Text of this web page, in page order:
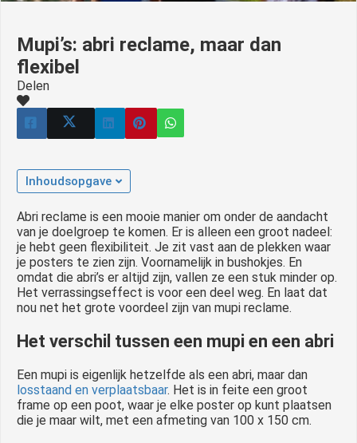
Mupi’s: abri reclame, maar dan
flexibel
Delen
Inhoudsopgave
Abri reclame is een mooie manier om onder de aandacht
van je doelgroep te komen. Er is alleen een groot nadeel:
je hebt geen flexibiliteit. Je zit vast aan de plekken waar
je posters te zien zijn. Voornamelijk in bushokjes. En
omdat die abri’s er altijd zijn, vallen ze een stuk minder op.
Het verrassingseffect is voor een deel weg. En laat dat
nou net het grote voordeel zijn van mupi reclame.
Het verschil tussen een mupi en een abri
Een mupi is eigenlijk hetzelfde als een abri, maar dan
losstaand en verplaatsbaar. Het is in feite een groot
frame op een poot, waar je elke poster op kunt plaatsen
die je maar wilt, met een afmeting van 100 x 150 cm.
van
op
te
Hierdoor
website-
van